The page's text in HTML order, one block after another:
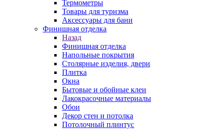
Термометры
Товары для туризма
Аксессуары для бани
Финишная отделка
Назад
Финишная отделка
Напольные покрытия
Столярные изделия, двери
Плитка
Окна
Бытовые и обойные клеи
Лакокрасочные материалы
Обои
Декор стен и потолка
Потолочный плинтус